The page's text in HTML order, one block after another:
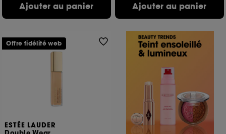
Ajouter au panier Ajouter au panier
ESTÉE LAUDER
Offre fidélité web